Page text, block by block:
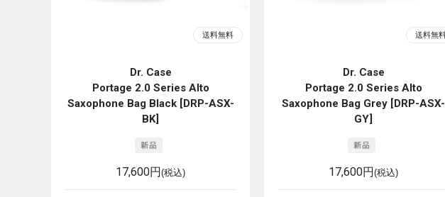
Dr. Case
Portage 2.0 Series Alto
Saxophone Bag Black [DRP-ASX-
BK]
17,600円(税込)
Dr. Case
Portage 2.0 Series Alto
Saxophone Bag Grey [DRP-ASX-
GY]
17,600円(税込)